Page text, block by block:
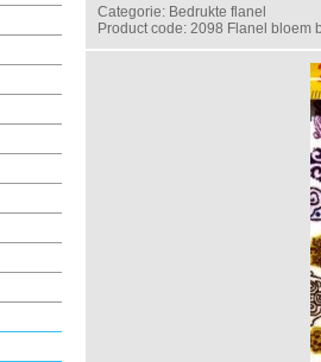
Categorie: Bedrukte flanel
Product code: 2098 Flanel bloem